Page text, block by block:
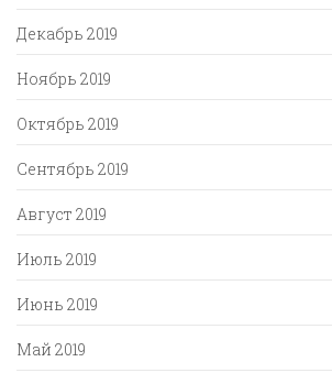
Декабрь 2019
Ноябрь 2019
Октябрь 2019
Сентябрь 2019
Август 2019
Июль 2019
Июнь 2019
Май 2019